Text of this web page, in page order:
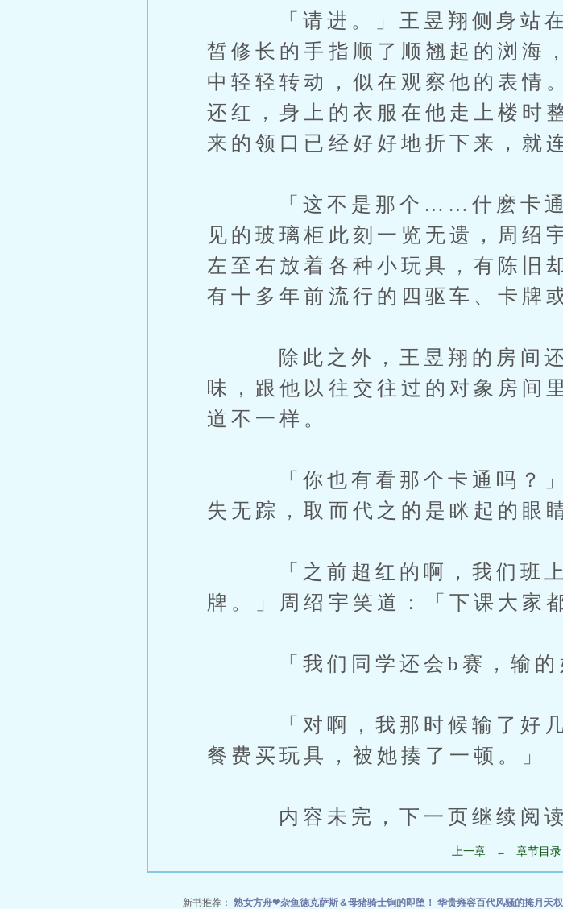
「请进。」王昱翔侧身站在
皙修长的手指顺了顺翘起的浏海
中轻轻转动，似在观察他的表情
还红，身上的衣服在他走上楼时
来的领口已经好好地折下来，就
「这不是那个……什麽卡通
见的玻璃柜此刻一览无遗，周绍
左至右放着各种小玩具，有陈旧
有十多年前流行的四驱车、卡牌
除此之外，王昱翔的房间还
味，跟他以往交往过的对象房间
道不一样。
「你也有看那个卡通吗？」
失无踪，取而代之的是眯起的眼
「之前超红的啊，我们班上
牌。」周绍宇笑道：「下课大家
「我们同学还会b赛，输的好
「对啊，我那时候输了好几
餐费买玩具，被她揍了一顿。」
内容未完，下一页继续阅读
上一章 ← 章节目录
新书推荐： 熟女方舟❤杂鱼德克萨斯＆母猪骑士锏的即堕！ 华贵雍容百代风骚的掩月天